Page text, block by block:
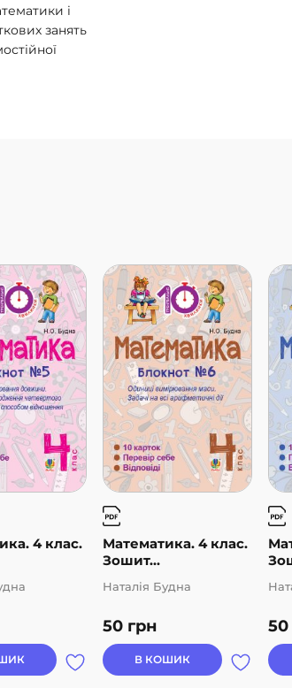
i
занять
4 клас.
Математика. 4 клас.
Зошит...
50 грн
Наталія Будна
В КОШИК
50